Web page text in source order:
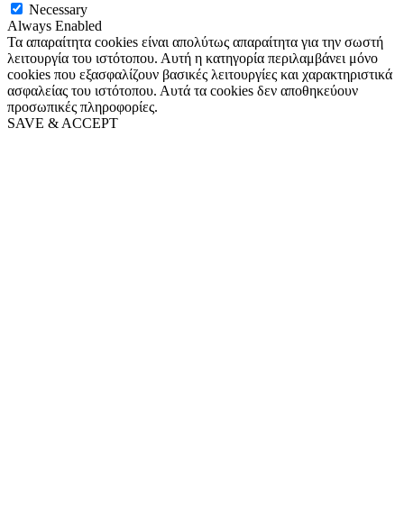
Necessary
Always Enabled
Τα απαραίτητα cookies είναι απολύτως απαραίτητα για την σωστή
λειτουργία του ιστότοπου. Αυτή η κατηγορία περιλαμβάνει μόνο
cookies που εξασφαλίζουν βασικές λειτουργίες και χαρακτηριστικά
ασφαλείας του ιστότοπου. Αυτά τα cookies δεν αποθηκεύουν
προσωπικές πληροφορίες.
SAVE & ACCEPT